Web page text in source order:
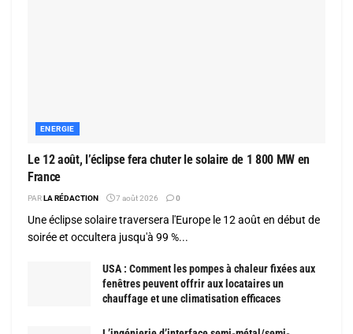
ENERGIE
Le 12 août, l’éclipse fera chuter le solaire de 1 800 MW en
France
PARLA RÉDACTION 7 août 2026 0
Une éclipse solaire traversera l'Europe le 12 août en début de
soirée et occultera jusqu'à 99 %...
USA : Comment les pompes à chaleur fixées aux
fenêtres peuvent offrir aux locataires un
chauffage et une climatisation efficaces